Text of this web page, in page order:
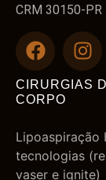
CRM 30150-PR
CIRURGIAS
CORPO
Lipoaspiração
tecnologias
vaser e ignite)